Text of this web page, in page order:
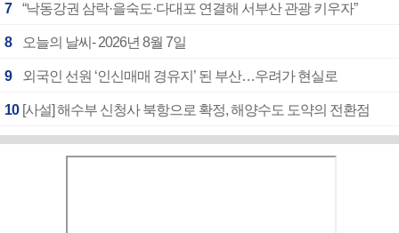
7 “낙동강권 삼락·을숙도·다대포 연결해 서부산 관광 키우자”
8 오늘의 날씨- 2026년 8월 7일
9 외국인 선원 ‘인신매매 경유지’ 된 부산…우려가 현실로
10 [사설] 해수부 신청사 북항으로 확정, 해양수도 도약의 전환점